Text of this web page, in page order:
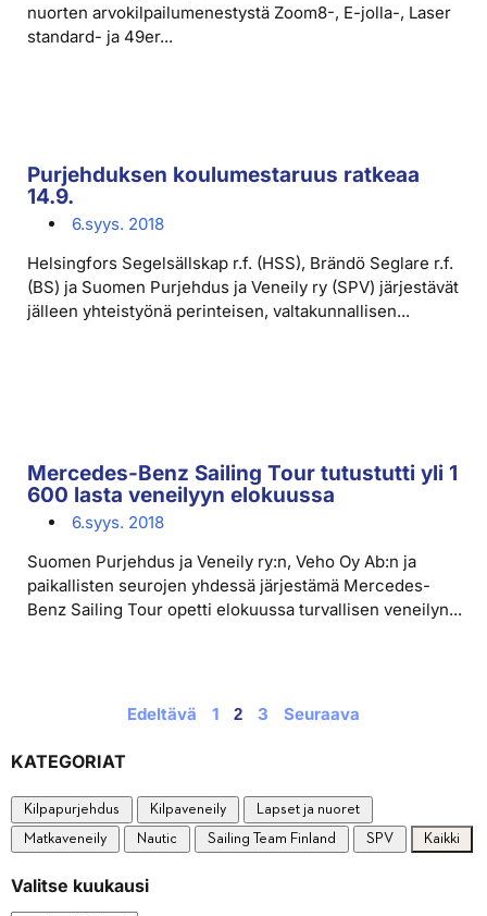
nuorten arvokilpailumenestystä Zoom8-, E-jolla-, Laser
standard- ja 49er...
Purjehduksen koulumestaruus ratkeaa
14.9.
6.syys. 2018
Helsingfors Segelsällskap r.f. (HSS), Brändö Seglare r.f.
(BS) ja Suomen Purjehdus ja Veneily ry (SPV) järjestävät
jälleen yhteistyönä perinteisen, valtakunnallisen...
Mercedes-Benz Sailing Tour tutustutti yli 1
600 lasta veneilyyn elokuussa
6.syys. 2018
Suomen Purjehdus ja Veneily ry:n, Veho Oy Ab:n ja
paikallisten seurojen yhdessä järjestämä Mercedes-
Benz Sailing Tour opetti elokuussa turvallisen veneilyn...
Edeltävä 1 2 3 Seuraava
KATEGORIAT
Kilpapurjehdus Kilpaveneily
Lapset ja nuoret
Matkaveneily
Nautic Sailing Team Finland SPV Kaikki
Valitse kuukausi